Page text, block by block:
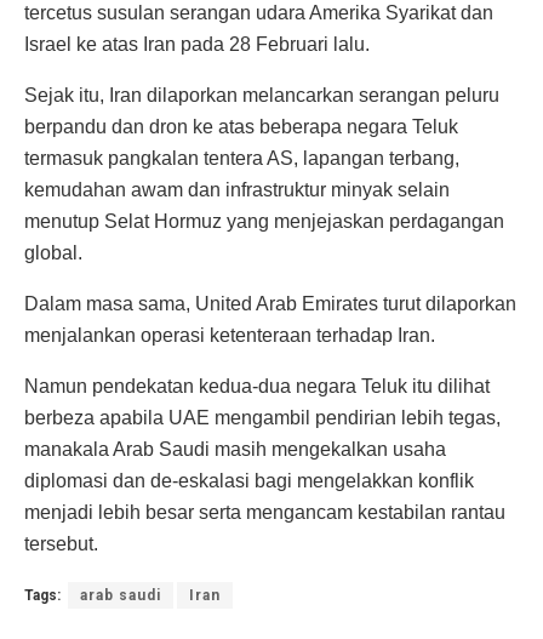
tercetus susulan serangan udara Amerika Syarikat dan
Israel ke atas Iran pada 28 Februari lalu.
Sejak itu, Iran dilaporkan melancarkan serangan peluru
berpandu dan dron ke atas beberapa negara Teluk
termasuk pangkalan tentera AS, lapangan terbang,
kemudahan awam dan infrastruktur minyak selain
menutup Selat Hormuz yang menjejaskan perdagangan
global.
Dalam masa sama, United Arab Emirates turut dilaporkan
menjalankan operasi ketenteraan terhadap Iran.
Namun pendekatan kedua-dua negara Teluk itu dilihat
berbeza apabila UAE mengambil pendirian lebih tegas,
manakala Arab Saudi masih mengekalkan usaha
diplomasi dan de-eskalasi bagi mengelakkan konflik
menjadi lebih besar serta mengancam kestabilan rantau
tersebut.
Tags: arab saudi Iran